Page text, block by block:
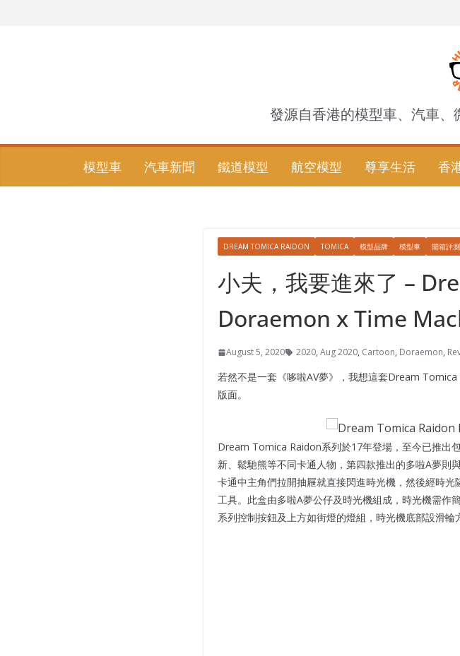
發源自香港的模型車、汽車
模型車 汽車新聞 鐵道模型 航空模型 尊享生活 香
DREAM TOMICA RAIDON TOMICA 模型品牌 模型車 開箱評測
小夫，我要進來了 –
Doraemon x Time
August 5, 2020 2020, Aug 2020, Cartoon, Doraemon,
若然不是一套《哆啦AV夢》，我想這套Dream
版面。
Dream Tomica Raidon系列於17年登場，至今已推
新、鬆馳熊等不同卡通人物，第四款推出的多啦A夢則
卡通中主角們拉開抽屜就直接閃進時光機，然後經時
工具。此盒由多啦A夢公仔及時光機組成，時光機需作
系列控制按鈕及上方如街燈的燈組，時光機底部設滑輪